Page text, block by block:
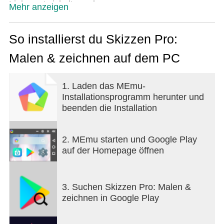
Liebe entwickelt wurde.
aktualisiert, um den kreativen Workflow
Digitalkünstler, darunter Grafikdesigner,
Illustratoren, Comic-, Anime- und Manga-
Buchkünstler, und bietet eine Reihe von Zeichen-
und erweiterten KI-Tools, die es ideal für die
Kunstwerke machen.
SketchPro ist mit kreativen professionellen
Professionelle anpassbare Pinsel für alle
professionellen digitalen Künstler
Mehr anzeigen
So installierst du Skizzen Pro:
Malen & zeichnen auf dem PC
1. Laden das MEmu-
Installationsprogramm herunter und
beenden die Installation
2. MEmu starten und Google Play
auf der Homepage öffnen
3. Suchen Skizzen Pro: Malen &
zeichnen in Google Play